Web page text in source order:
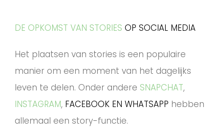
DE OPKOMST VAN STORIES OP SOCIAL MEDIA
Het plaatsen van stories is een populaire
manier om een moment van het dagelijks
leven te delen. Onder andere SNAPCHAT,
INSTAGRAM, FACEBOOK EN WHATSAPP hebben
allemaal een story-functie.